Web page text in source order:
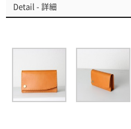
Detail - 詳細